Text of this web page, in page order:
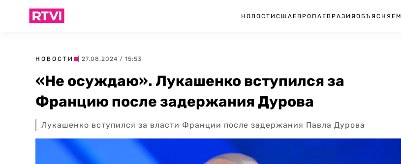
НОВОСТИ США ЕВРОПА ЕВРАЗИЯ ОБЪЯСНЯЕМ
НОВОСТИ | 27.08.2024 / 15:53
«Не осуждаю». Лукашенко вступился за
Францию после задержания Дурова
Лукашенко вступился за власти Франции после задержания Павла Дурова